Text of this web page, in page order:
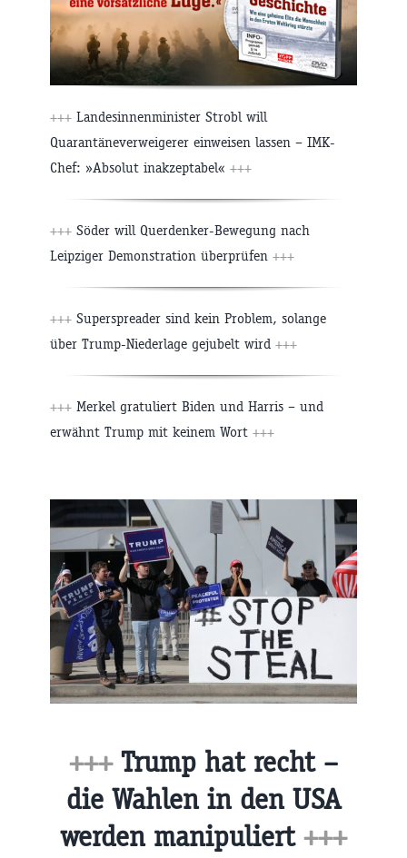
+++ Landesinnenminister Strobl will
Quarantäneverweigerer einweisen lassen – IMK-
Chef: »Absolut inakzeptabel« +++
+++ Söder will Querdenker-Bewegung nach
Leipziger Demonstration überprüfen +++
+++ Superspreader sind kein Problem, solange
über Trump-Niederlage gejubelt wird +++
+++ Merkel gratuliert Biden und Harris – und
erwähnt Trump mit keinem Wort +++
+++Trump hat recht –
die Wahlen in den USA
werden manipuliert +++